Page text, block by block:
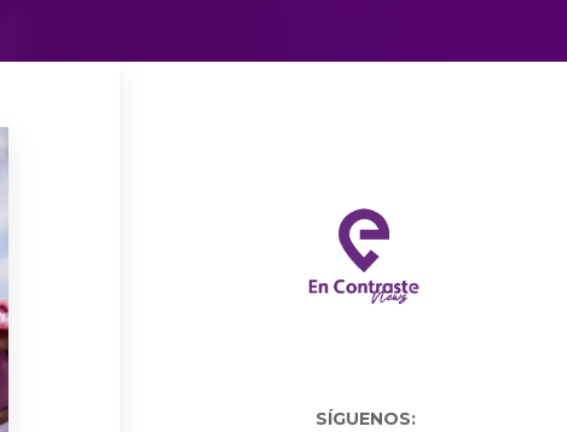
SÍGUENOS: